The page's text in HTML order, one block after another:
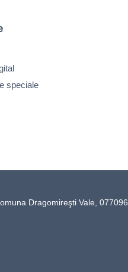
speciale
Dragomireşti Vale, 077096,